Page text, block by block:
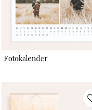
Fotokalender